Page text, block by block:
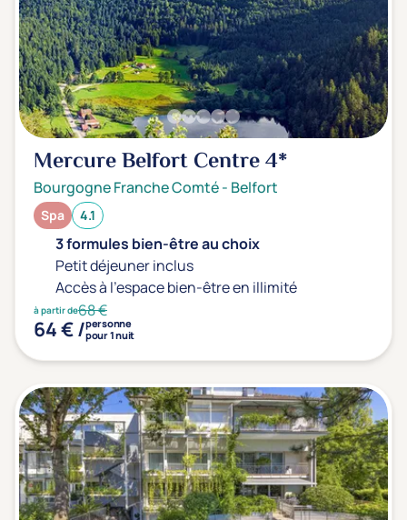
Mercure Belfort Centre4*
Bourgogne Franche Comté- Belfort
Spa 4.1
3 formules bien-être au choix
Petit déjeuner inclus
Accès à l'espace bien-être en illimité
à partir de68 €
64 € /personne
pour 1 nuit